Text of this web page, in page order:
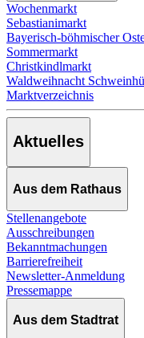
Wochenmarkt
Sebastianimarkt
Bayerisch-böhmischer
Sommermarkt
Christkindlmarkt
Waldweihnacht
Marktverzeichnis
Aktuelles
Aus dem Rathaus
Stellenangebote
Ausschreibungen
Bekanntmachungen
Barrierefreiheit
Newsletter-Anmeldung
Pressemappe
Aus dem Stadtrat